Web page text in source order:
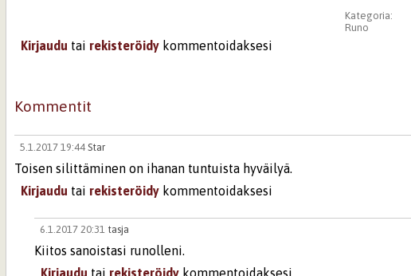
Kategoria:
Runo
Kirjaudu tai rekisteröidy kommentoidaksesi
Kommentit
5.1.2017 19:44 Star
Toisen silittäminen on ihanan tuntuista hyväilyä.
Kirjaudu tai rekisteröidy kommentoidaksesi
6.1.2017 20:31 tasja
Kiitos sanoistasi runolleni.